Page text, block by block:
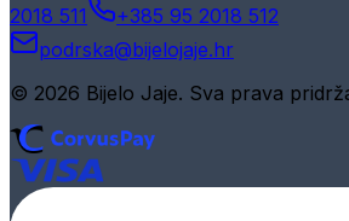
2018 511
+385 95 2018 512
podrska@bijelojaje.hr
© 2026 Bijelo Jaje. Sva prava